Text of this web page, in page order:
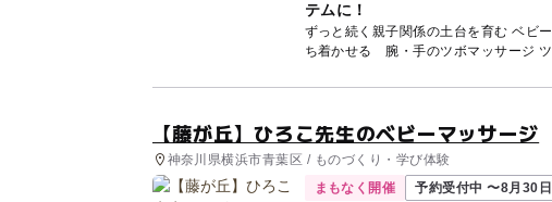
テムに！
ずっと続く親子関係の土台を育む ベビー＆キッズマッ
ち
【藤が丘】ひろこ先生のベビーマッサージ
神奈川県横浜市青葉区 / ものづくり・学び体験
まもなく開催 予約受付中 〜8月30